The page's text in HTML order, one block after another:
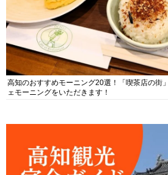
高知のおすすめモーニング20選！「喫茶店の街
ェモーニングをいただきます！